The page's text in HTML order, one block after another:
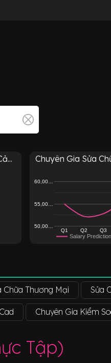
Chuyên Gia Sửa
Salary
Q1 Q2 Q3
50,00…
55,00…
60,00…
Chữa Thương Mại Sửa
Chuyên Gia Kiểm
Tập)